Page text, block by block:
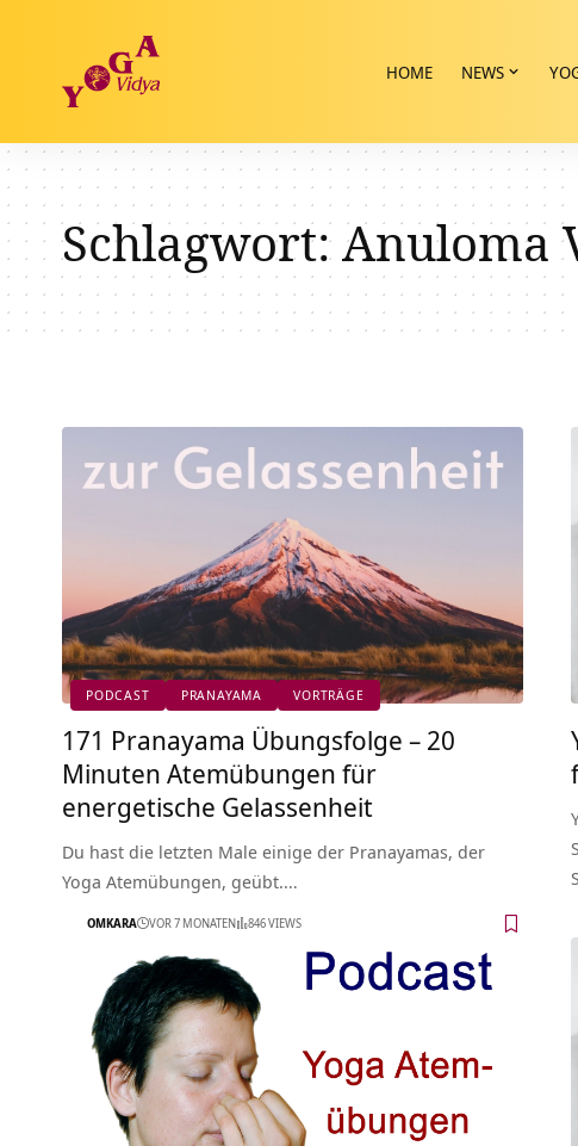
HOME NEWS
Schlagwort:Anuloma
PODCAST PRANAYAMA VORTRÄGE
171 Pranayama Übungsfolge – 20
Minuten Atemübungen für
energetische Gelassenheit
Du hast die letzten Male einige der Pranayamas, der
Yoga Atemübungen, geübt.…
OMKARA VOR 7 MONATEN 846 VIEWS